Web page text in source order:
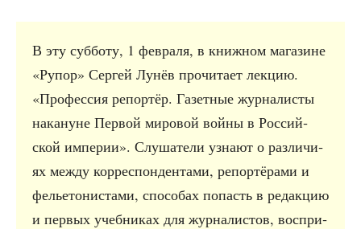
В эту суб­бо­ту, 1 фев­ра­ля, в книж­ном мага­зине
«Рупор» Сер­гей Лунёв про­чи­та­ет лек­цию.
«Про­фес­сия репор­тёр. Газет­ные жур­на­ли­сты
нака­нуне Пер­вой миро­вой вой­ны в Рос­сий­
ской импе­рии». Слу­ша­те­ли узна­ют о раз­ли­чи­
ях меж­ду кор­ре­спон­ден­та­ми, репор­тё­ра­ми и
фелье­то­ни­ста­ми, спо­со­бах попасть в редак­цию
и пер­вых учеб­ни­ках для жур­на­ли­стов, вос­при­